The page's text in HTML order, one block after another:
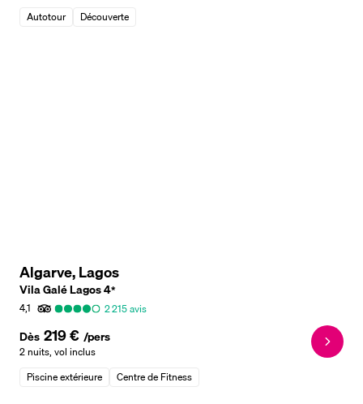
Autotour
Découverte
Algarve, Lagos
Vila Galé Lagos4*
4,1
2 215avis
Dès 219 € /pers
2 nuits, vol inclus
Piscine extérieure
Centre de Fitness